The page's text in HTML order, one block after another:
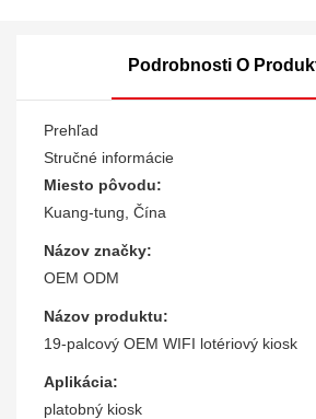
Podrobnosti O
Prehľad
Stručné informácie
Miesto pôvodu:
Kuang-tung, Čína
Názov značky:
OEM ODM
Názov produktu:
19-palcový OEM WIFI lotériový kiosk
Aplikácia:
platobný kiosk